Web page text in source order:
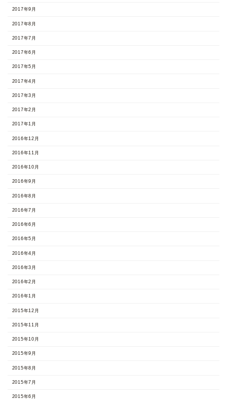
2017年9月
2017年8月
2017年7月
2017年6月
2017年5月
2017年4月
2017年3月
2017年2月
2017年1月
2016年12月
2016年11月
2016年10月
2016年9月
2016年8月
2016年7月
2016年6月
2016年5月
2016年4月
2016年3月
2016年2月
2016年1月
2015年12月
2015年11月
2015年10月
2015年9月
2015年8月
2015年7月
2015年6月